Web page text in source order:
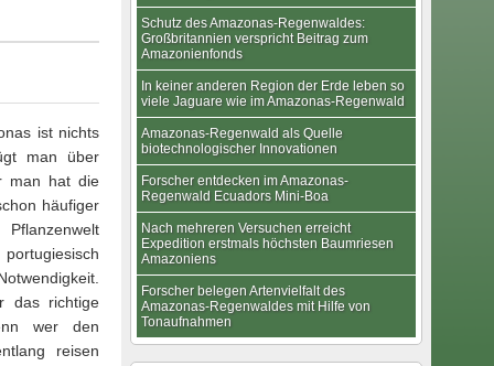
ist nichts
man über
man hat die
häufiger
das richtige
wer den
reisen
Schutz des Amazonas-Regenwaldes:
Großbritannien verspricht Beitrag zum
Amazonienfonds
In keiner anderen Region der Erde leben so
viele Jaguare wie im Amazonas-Regenwald
Amazonas-Regenwald als Quelle
biotechnologischer Innovationen
Forscher entdecken im Amazonas-
Regenwald Ecuadors Mini-Boa
Nach mehreren Versuchen erreicht
Expedition erstmals höchsten Baumriesen
Amazoniens
Forscher belegen Artenvielfalt des
Amazonas-Regenwaldes mit Hilfe von
Tonaufnahmen